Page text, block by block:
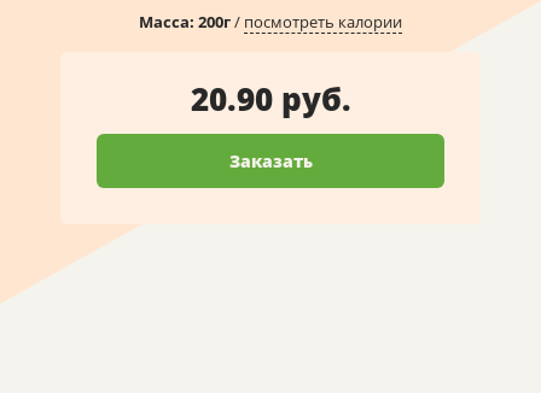
Масса: 200г/ посмотреть калории
20.90 руб.
Заказать